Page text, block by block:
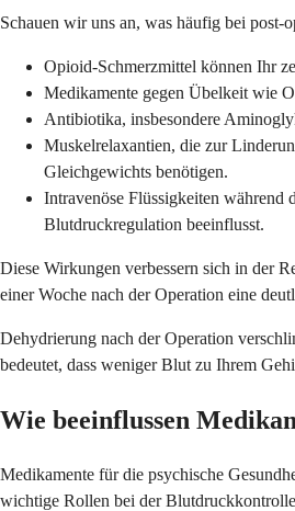
Schauen wir uns an, was häufig bei
Opioid-Schmerzmittel können Ihr
Medikamente gegen Übelkeit wie
Antibiotika, insbesondere
Muskelrelaxantien, die zur
Gleichgewichts benötigen.
Intravenöse Flüssigkeiten während
Blutdruckregulation beeinflusst.
Diese Wirkungen verbessern sich in der
einer Woche nach der Operation eine
Dehydrierung nach der Operation
bedeutet, dass weniger Blut zu Ihrem
Wie beeinflussen
Medikamente für die psychische
wichtige Rollen bei der